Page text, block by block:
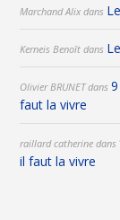
Marchand Alix dans
Kerneis Benoît dans
Olivier BRUNETdans
faut la vivre
raillard catherine dans
il faut la vivre